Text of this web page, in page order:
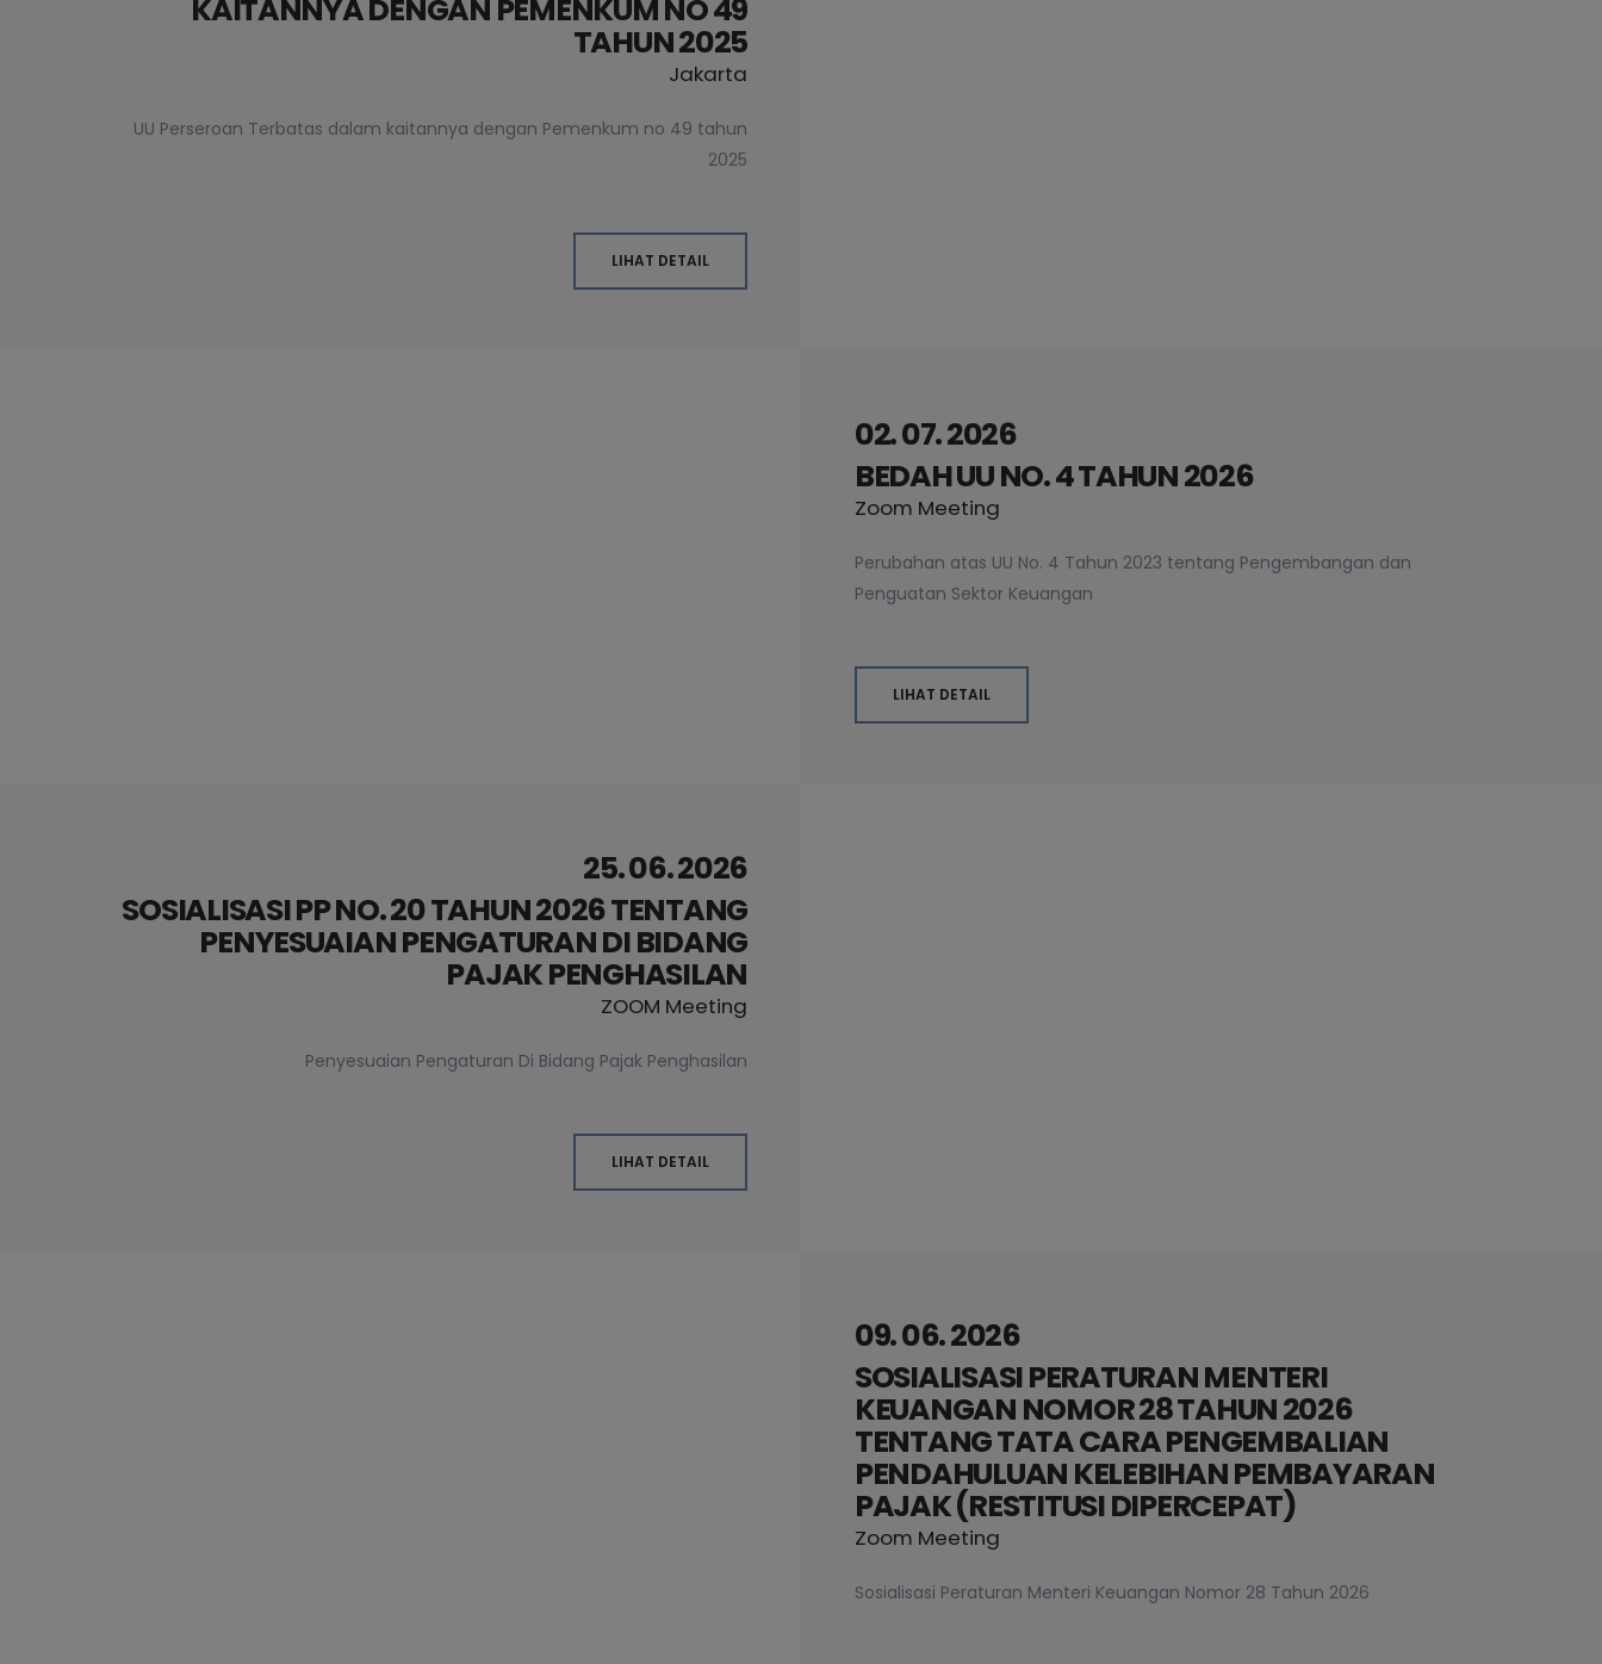
KAITANNYA DENGAN PEMENKUM NO 49
TAHUN 2025
Jakarta
UU Perseroan Terbatas dalam kaitannya dengan Pemenkum no 49 tahun
2025
LIHAT DETAIL
02. 07. 2026
BEDAH UU NO. 4 TAHUN 2026
Zoom Meeting
Perubahan atas UU No. 4 Tahun 2023 tentang Pengembangan dan
Penguatan Sektor Keuangan
LIHAT DETAIL
25. 06. 2026
SOSIALISASI PP NO. 20 TAHUN 2026 TENTANG
PENYESUAIAN PENGATURAN DI BIDANG
PAJAK PENGHASILAN
ZOOM Meeting
Penyesuaian Pengaturan Di Bidang Pajak Penghasilan
LIHAT DETAIL
09. 06. 2026
SOSIALISASI PERATURAN MENTERI
KEUANGAN NOMOR 28 TAHUN 2026
TENTANG TATA CARA PENGEMBALIAN
PENDAHULUAN KELEBIHAN PEMBAYARAN
PAJAK (RESTITUSI DIPERCEPAT)
Zoom Meeting
Sosialisasi Peraturan Menteri Keuangan Nomor 28 Tahun 2026